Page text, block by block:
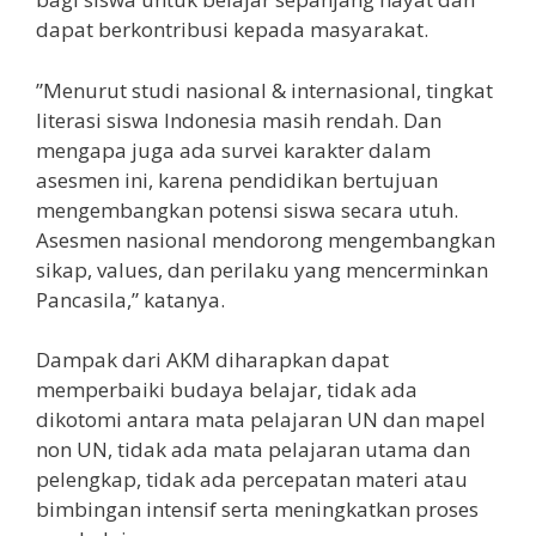
dapat berkontribusi kepada masyarakat.
”Menurut studi nasional & internasional, tingkat
literasi siswa Indonesia masih rendah. Dan
mengapa juga ada survei karakter dalam
asesmen ini, karena pendidikan bertujuan
mengembangkan potensi siswa secara utuh.
Asesmen nasional mendorong mengembangkan
sikap, values, dan perilaku yang mencerminkan
Pancasila,” katanya.
Dampak dari AKM diharapkan dapat
memperbaiki budaya belajar, tidak ada
dikotomi antara mata pelajaran UN dan mapel
non UN, tidak ada mata pelajaran utama dan
pelengkap, tidak ada percepatan materi atau
bimbingan intensif serta meningkatkan proses